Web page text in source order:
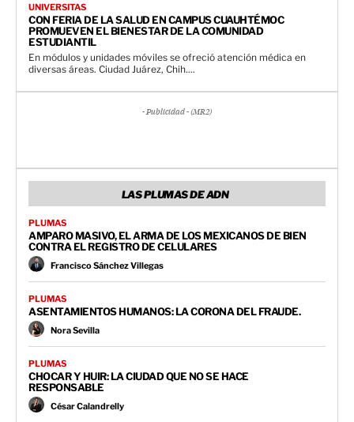
UNIVERSITAS
CON FERIA DE LA SALUD EN CAMPUS CUAUHTÉMOC
PROMUEVEN EL BIENESTAR DE LA COMUNIDAD
ESTUDIANTIL
En módulos y unidades móviles se ofreció atención médica en
diversas áreas. Ciudad Juárez, Chih....
- Publicidad - (MR2)
LAS PLUMAS DE ADN
PLUMAS
AMPARO MASIVO, EL ARMA DE LOS MEXICANOS DE BIEN
CONTRA EL REGISTRO DE CELULARES
Francisco Sánchez Villegas
PLUMAS
ASENTAMIENTOS HUMANOS: LA CORONA DEL FRAUDE.
Nora Sevilla
PLUMAS
CHOCAR Y HUIR: LA CIUDAD QUE NO SE HACE
RESPONSABLE
César Calandrelly